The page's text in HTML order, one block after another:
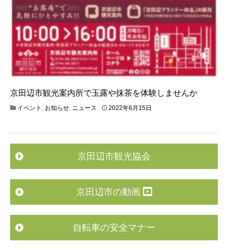
京田辺市観光案内所で玉露や抹茶を体験しませんか
イベント , お知らせ, ニュース 2022年6月15日
京田辺市観光協会
京田辺市の動画
自転車の安全マナー